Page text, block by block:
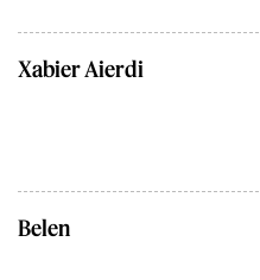
Xabier Aierdi
Belen